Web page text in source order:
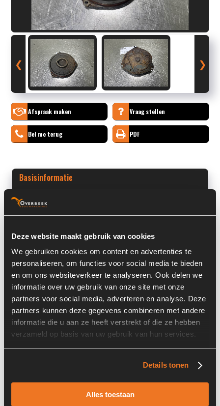
Deze website maakt gebruik van cookies
We gebruiken cookies om content en advertenties te
personaliseren, om functies voor social media te bieden
en om ons websiteverkeer te analyseren. Ook delen we
informatie over uw gebruik van onze site met onze
partners voor social media, adverteren en analyse. Deze
partners kunnen deze gegevens combineren met andere
informatie die u aan ze heeft verstrekt of die ze hebben
verzameld op basis van uw gebruik van hun services.
Details tonen
Alles toestaan
❮ ❯
Afspraak maken Vraag stellen
Bel me terug PDF
Basisinformatie
Voorraad nummer:
Machine Type:
L544
Onderdeel Merk:
Liebherr
Onderdeel Type:
9277516
Onderdeel nummer:
9277516
Locatie:
4f16
Past op de volgende machines: